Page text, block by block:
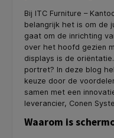
Bij ITC Furniture –
belangrijk het is om de
gaat om de inrichting
over het hoofd gezien
displays is de
portret? In deze blog
keuze door de
samen met een
leverancier, Conen
Waarom is